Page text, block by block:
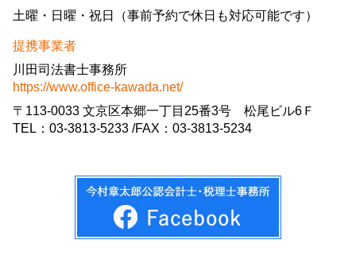
土曜・日曜・祝日（事前予約で休日も対応可能です）
提携事業者
川田司法書士事務所
https://www.office-kawada.net/
〒113-0033 文京区本郷一丁目25番3号 松尾ビル6Ｆ
TEL：03-3813-5233 /FAX：03-3813-5234